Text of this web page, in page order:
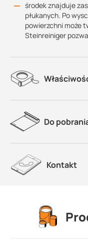
środek znajduje
płukanych. Po
powierzchni może
Steinreiniger
Do
Kontakt